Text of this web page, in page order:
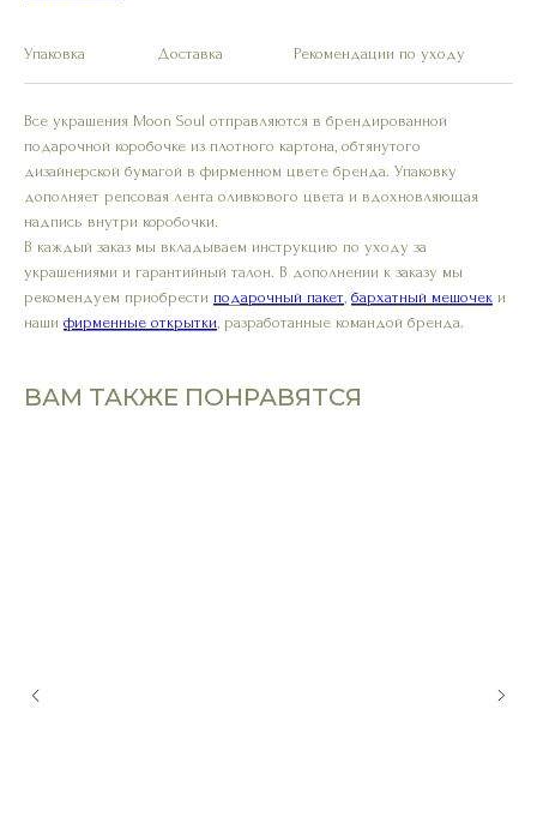
Упаковка Доставка Рекомендации по уходу
Все украшения Moon Soul отправляются в брендированной
подарочной коробочке из плотного картона, обтянутого
дизайнерской бумагой в фирменном цвете бренда. Упаковку
дополняет репсовая лента оливкового цвета и вдохновляющая
надпись внутри коробочки.
В каждый заказ мы вкладываем инструкцию по уходу за
украшениями и гарантийный талон. В дополнении к заказу мы
рекомендуем приобрести подарочный пакет бархатный мешочек и
наши фирменные открытки , разработанные командой бренда.
ВАМ ТАКЖЕ ПОНРАВЯТСЯ